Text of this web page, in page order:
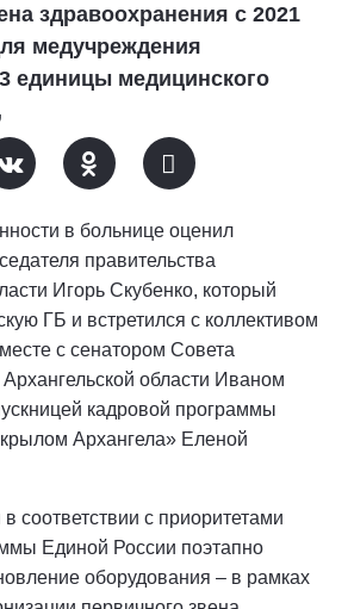
здравоохранения с 2021
медучреждения
единицы медицинского
в больнице оценил
правительства
Игорь Скубенко, который
ГБ и встретился с коллективом
с сенатором Совета
области Иваном
кадровой программы
Архангела» Еленой
соответствии с приоритетами
Единой России поэтапно
оборудования – в рамках